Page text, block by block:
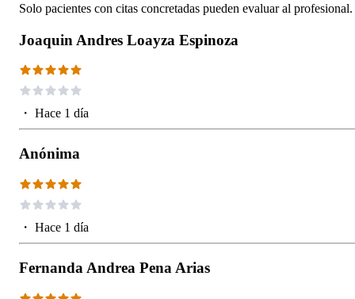
Solo pacientes con citas concretadas pueden evaluar al profesional.
Joaquin Andres Loayza Espinoza
・ Hace 1 día
Anónima
・ Hace 1 día
Fernanda Andrea Pena Arias